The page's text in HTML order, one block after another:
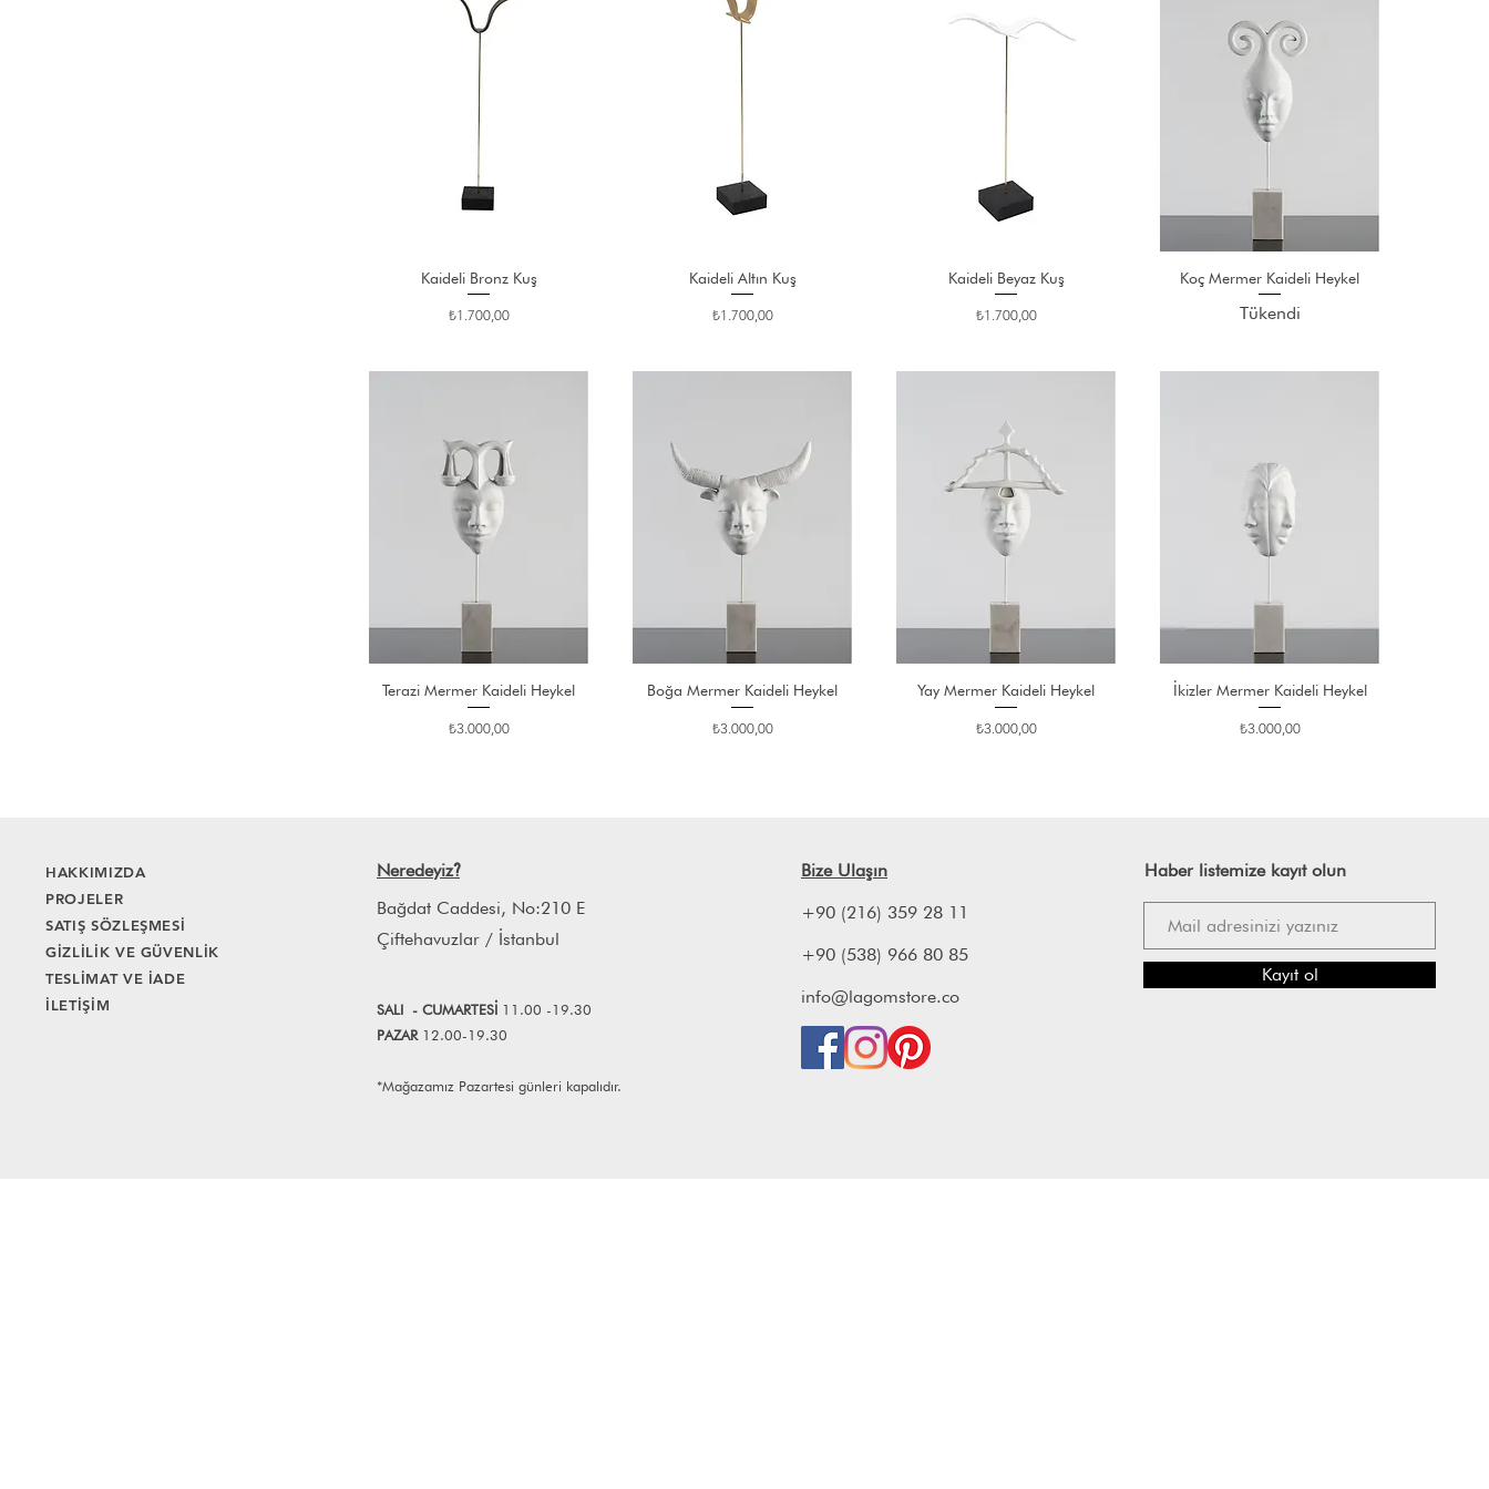
Kaideli Bronz Kuş
Fiyat
₺1.700,00
Kaideli Altın Kuş
Fiyat
₺1.700,00
Kaideli Beyaz Kuş
Fiyat
₺1.700,00
Koç Mermer Kaideli Heykel
Tükendi
Terazi Mermer Kaideli Heykel
Fiyat
₺3.000,00
Boğa Mermer Kaideli Heykel
Fiyat
₺3.000,00
Yay Mermer Kaideli Heykel
Fiyat
₺3.000,00
İkizler Mermer Kaideli Heykel
Fiyat
₺3.000,00
HAKKIMIZDA
PROJELER
SATIŞ SÖZLEŞMESİ
GİZLİLİK VE GÜVENLİK
TESLİMAT VE İADE
İLETİŞİM
Neredeyiz?
Bağdat Caddesi, No:210 E
Çiftehavuzlar / İstanbul
SALI - CUMARTESİ 11.00 -19.30
PAZAR12.00-19.30
*Mağazamız Pazartesi günleri kapalıdır.
Bize Ulaşın
+90 (216) 359 28 11
+90 (538) 966 80 85
info@lagomstore.co
Haber listemize kayıt olun
Kayıt ol